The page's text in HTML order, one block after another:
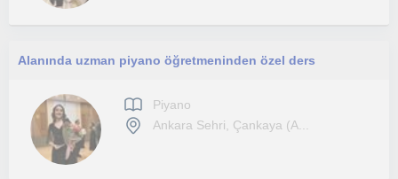
Alanında uzman piyano öğretmeninden özel ders
Piyano
Ankara Sehri, Çankaya (A...